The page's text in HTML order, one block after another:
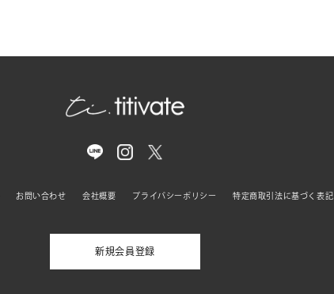
お問い合わせ 会社概要 プライバシーポリシー 特定商取引法に基づく表記
新規会員登録